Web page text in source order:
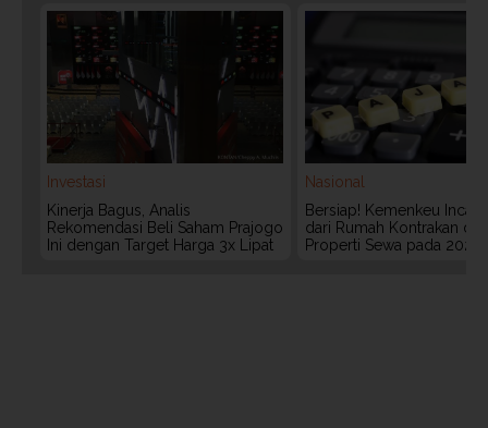
Investasi
Kinerja Bagus, Analis
Rekomendasi Beli Saham Prajogo
Ini dengan Target Harga 3x Lipat
Nasional
Bersiap! Kemenkeu Incar
dari Rumah Kontrakan dan
Properti Sewa pada 2027